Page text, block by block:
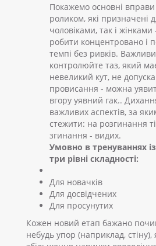
Покажемо основні
роликом, які призначені
чоловіками, так і жінками
робити концентровано і
темпі без ривків.
контролюйте таз, який
невеликий кут, не
провисання - можна
вгору уявний гак..
важливих аспектів, за
стежити: на розгинання
згинання - видих.
Умовно в тренуваннях
три рівні складності:
Для новачків
Для досвідчених
Для просунутих
Кожен новий етап бажано
небудь упор (наприклад, стіну),